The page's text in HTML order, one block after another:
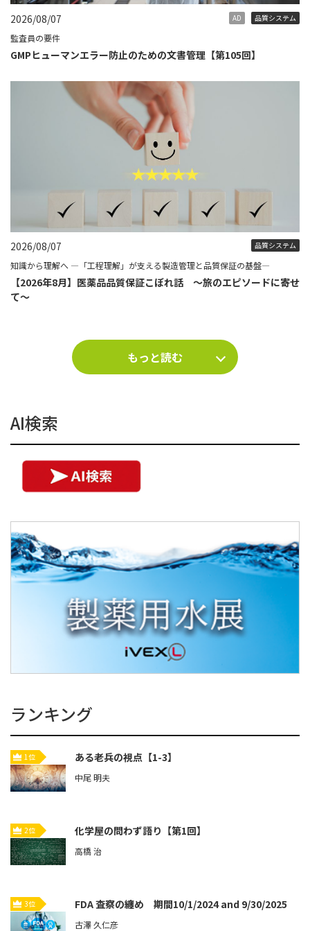
2026/08/07 AD 品質システム
監査員の要件
GMPヒューマンエラー防止のための文書管理【第105回】
2026/08/07 品質システム
知識から理解へ ―「工程理解」が支える製造管理と品質保証の基盤―
【2026年8月】医薬品品質保証こぼれ話 ～旅のエピソードに寄せ
て～
もっと読む
AI検索
ランキング
1位 ある老兵の視点【1-3】
中尾 明夫
2位 化学屋の問わず語り【第1回】
高橋 治
3位 FDA 査察の纏め 期間10/1/2024 and 9/30/2025
古澤 久仁彦